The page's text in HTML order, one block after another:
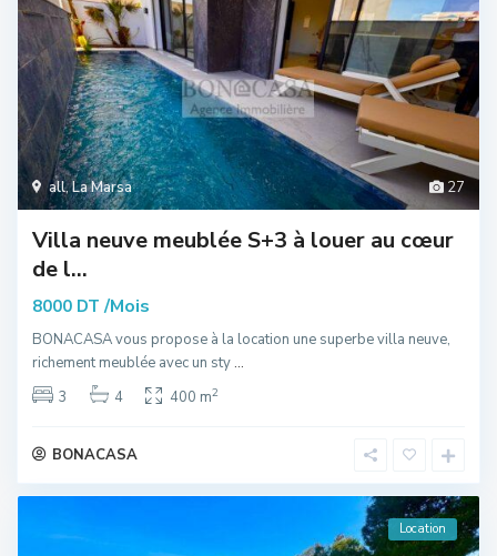
27
all,La Marsa
Villa neuve meublée S+3 à louer au cœur
de l...
8000 DT /Mois
BONACASA vous propose à la location une superbe villa neuve,
richement meublée avec un sty...
3
4 400 m2
BONACASA
Location